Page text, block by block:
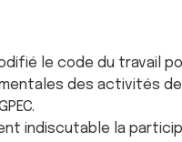
le code du travail
des activités
indiscutable la